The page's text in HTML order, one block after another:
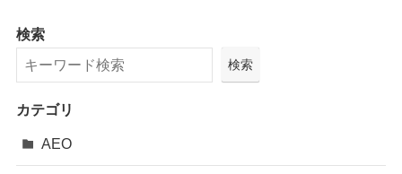
検索
検索
カテゴリ
AEO